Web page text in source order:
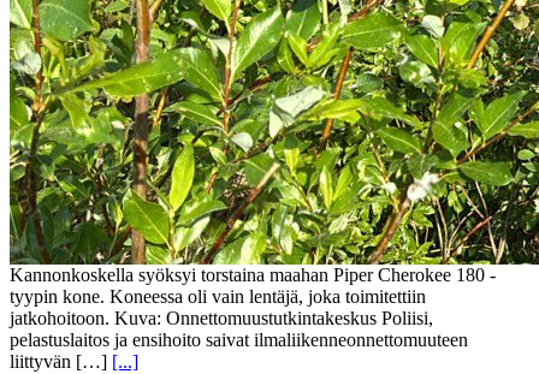
Kannonkoskella syöksyi torstaina maahan Piper Cherokee 180 -
tyypin kone. Koneessa oli vain lentäjä, joka toimitettiin
jatkohoitoon. Kuva: Onnettomuustutkintakeskus Poliisi,
pelastuslaitos ja ensihoito saivat ilmaliikenneonnettomuuteen
liittyvän […] [...]